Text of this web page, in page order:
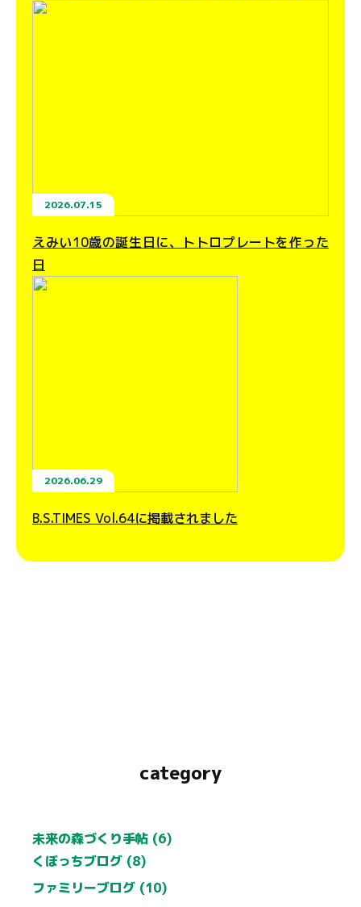
2026.07.15
えみい10歳の誕生日に、トトロプレートを作った
日
2026.06.29
B.S.TIMES Vol.64に掲載されました
category
未来の森づくり手帖 (6)
くぼっちブログ (8)
ファミリーブログ (10)